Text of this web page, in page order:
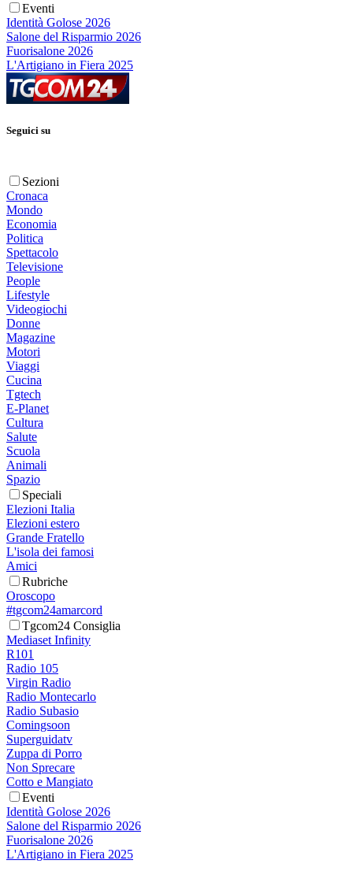
Eventi
Identità Golose 2026
Salone del Risparmio 2026
Fuorisalone 2026
L'Artigiano in Fiera 2025
Seguici su
Sezioni
Cronaca
Mondo
Economia
Politica
Spettacolo
Televisione
People
Lifestyle
Videogiochi
Donne
Magazine
Motori
Viaggi
Cucina
Tgtech
E-Planet
Cultura
Salute
Scuola
Animali
Spazio
Speciali
Elezioni Italia
Elezioni estero
Grande Fratello
L'isola dei famosi
Amici
Rubriche
Oroscopo
#tgcom24amarcord
Tgcom24 Consiglia
Mediaset Infinity
R101
Radio 105
Virgin Radio
Radio Montecarlo
Radio Subasio
Comingsoon
Superguidatv
Zuppa di Porro
Non Sprecare
Cotto e Mangiato
Eventi
Identità Golose 2026
Salone del Risparmio 2026
Fuorisalone 2026
L'Artigiano in Fiera 2025